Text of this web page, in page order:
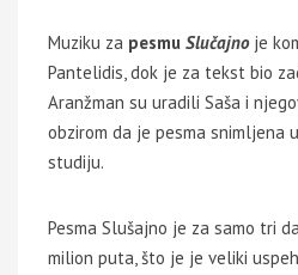
Muziku za pesmu Slučajnoje
Pantelidis, dok je za tekst bio
Aranžman su uradili Saša i
obzirom da je pesma snimljena
studiju.
Pesma Slušajno je za samo tri
milion puta, što je je veliki